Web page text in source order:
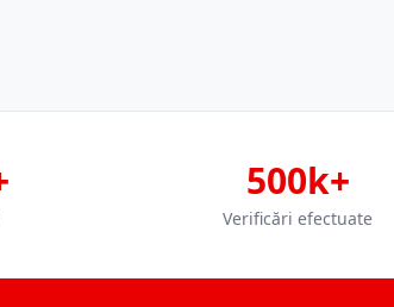
500k+
Verificări efectuate